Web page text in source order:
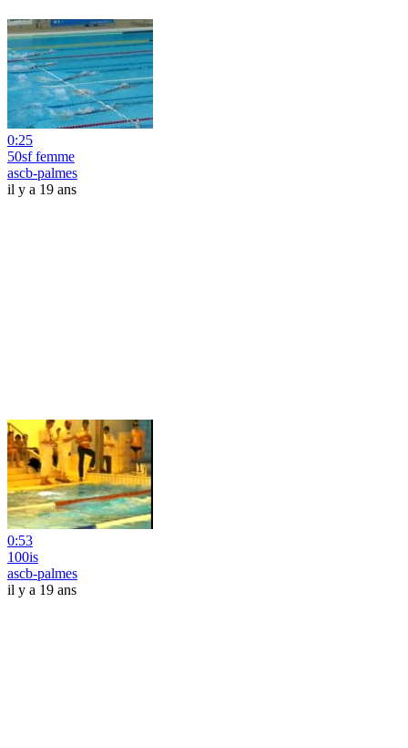
0:25
50sf femme
ascb-palmes
il y a 19 ans
0:53
100is
ascb-palmes
il y a 19 ans